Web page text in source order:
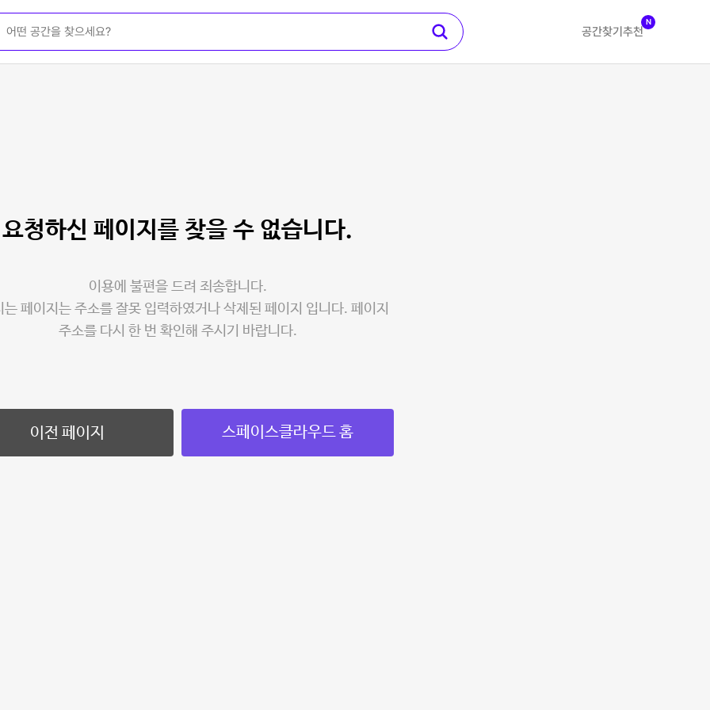
공간찾기 추천
N
요청하신 페이지를 찾을 수 없습니다.
이용에 불편을 드려 죄송합니다.
는 페이지는 주소를 잘못 입력하였거나 삭제된 페이지 입니다. 페이지
주소를 다시 한 번 확인해 주시기 바랍니다.
이전 페이지 스페이스클라우드 홈